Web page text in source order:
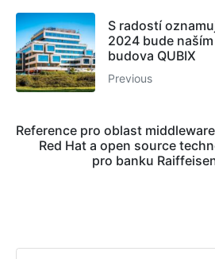
S radostí
2024 bude
budova QUBIX
Previous
Reference pro oblast
Red Hat a open source
pro banku